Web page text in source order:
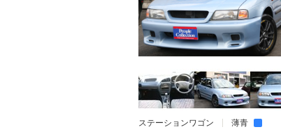
ステーションワゴン 薄青